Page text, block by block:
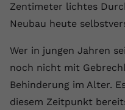
Zentimeter lichtes
Neubau heute
Wer in jungen Jahren
noch nicht mit
Behinderung im Alter.
diesem Zeitpunkt
Name
Anbieter
Laufzeit Session
Dieser